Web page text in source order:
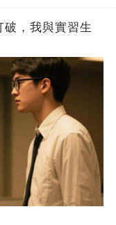
，我與實習生